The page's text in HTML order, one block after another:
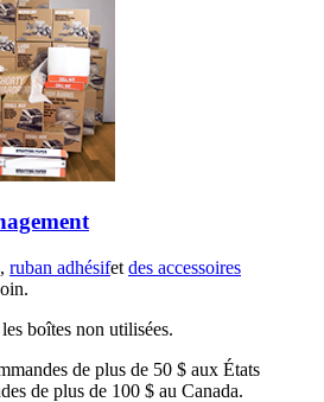
, ruban adhésifet des accessoires
boîtes non utilisées.
de plus de 50 $ aux États
de plus de 100 $ au Canada.